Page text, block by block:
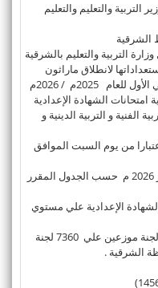
التربية والتعليم والتعليم
الشرقية
التربية والتعليم بالشرقية
لانطلاق ماراثون
2025م / 2026م
الموافق 15يناير 2026 بداية امتحانات الشهادة الإعدادية
الفنية و التربية الدينية و
من يوم السبت الموافق
وتستمر حتى يوم الخميس الموافق 22 يناير 2026 م حسب الجدول المقرر
الإعدادية علي مستوي
بلغ 147105 طالب وطالبة امام عدد 832 لجنة موزعين علي 7360 لجنة